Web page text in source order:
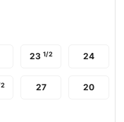
20
23 1/2 24
27